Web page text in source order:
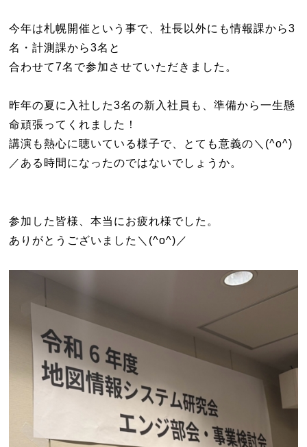
今年は札幌開催という事で、社長以外にも情報課から3
名・計測課から3名と
合わせて7名で参加させていただきました。
昨年の夏に入社した3名の新入社員も、準備から一生懸
命頑張ってくれました！
講演も熱心に聴いている様子で、とても意義の＼(^o^)
／ある時間になったのではないでしょうか。
参加した皆様、本当にお疲れ様でした。
ありがとうございました＼(^o^)／